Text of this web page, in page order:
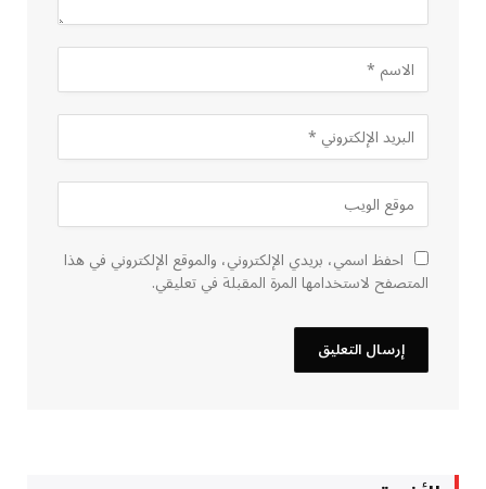
احفظ اسمي، بريدي الإلكتروني، والموقع الإلكتروني في هذا
المتصفح لاستخدامها المرة المقبلة في تعليقي.